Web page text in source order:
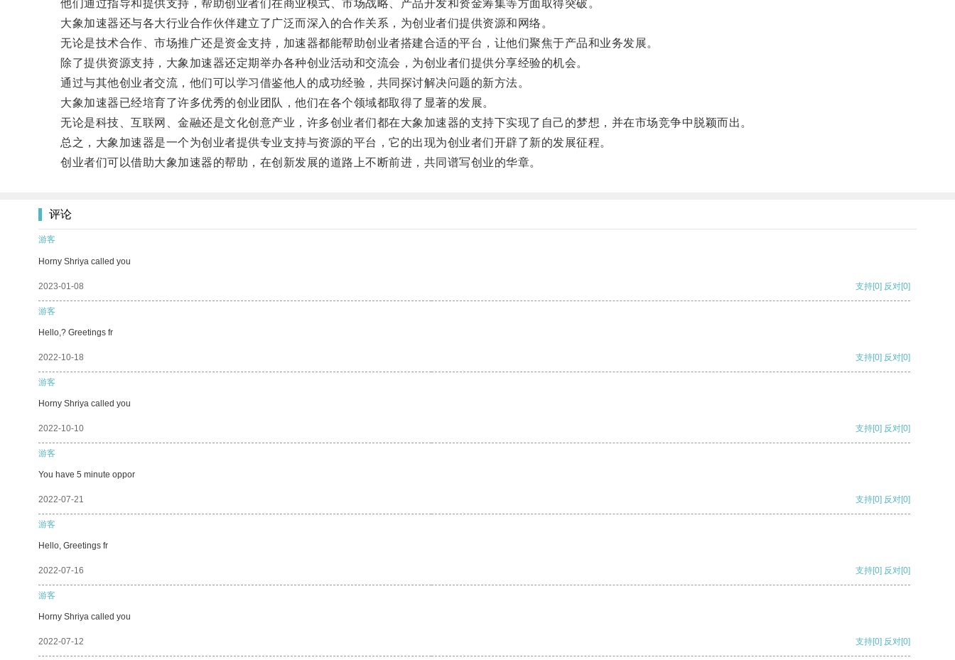
他们通过指导和提供支持，帮助创业者们在商业模式、市场战略、产品开发和资金筹集等方面取得突破。
大象加速器还与各大行业合作伙伴建立了广泛而深入的合作关系，为创业者们提供资源和网络。
无论是技术合作、市场推广还是资金支持，加速器都能帮助创业者搭建合适的平台，让他们聚焦于产品和业务发展。
除了提供资源支持，大象加速器还定期举办各种创业活动和交流会，为创业者们提供分享经验的机会。
通过与其他创业者交流，他们可以学习借鉴他人的成功经验，共同探讨解决问题的新方法。
大象加速器已经培育了许多优秀的创业团队，他们在各个领域都取得了显著的发展。
无论是科技、互联网、金融还是文化创意产业，许多创业者们都在大象加速器的支持下实现了自己的梦想，并在市场竞争中脱颖而出。
总之，大象加速器是一个为创业者提供专业支持与资源的平台，它的出现为创业者们开辟了新的发展征程。
创业者们可以借助大象加速器的帮助，在创新发展的道路上不断前进，共同谱写创业的华章。
评论
游客
Horny Shriya called you
2023-01-08 支持[0] 反对[0]
游客
Hello,? Greetings fr
2022-10-18 支持[0] 反对[0]
游客
Horny Shriya called you
2022-10-10 支持[0] 反对[0]
游客
You have 5 minute oppor
2022-07-21 支持[0] 反对[0]
游客
Hello, Greetings fr
2022-07-16 支持[0] 反对[0]
游客
Horny Shriya called you
2022-07-12 支持[0] 反对[0]